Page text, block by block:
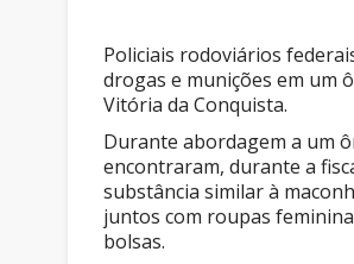
Policiais rodoviários
drogas e munições em um
Vitória da Conquista.
Durante abordagem a um
encontraram, durante a
substância similar à
juntos com roupas
bolsas.